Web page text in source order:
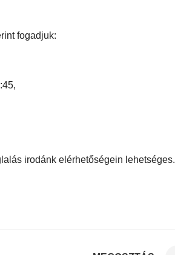
fogadjuk:
irodánk elérhetőségein lehetséges.